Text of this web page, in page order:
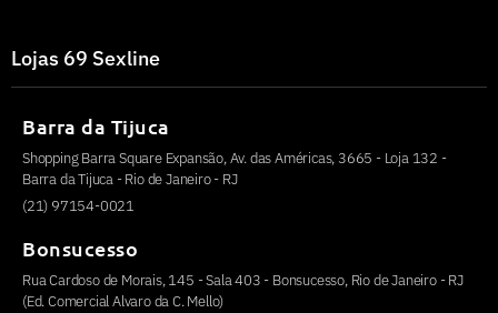
Lojas 69 Sexline
Barra da Tijuca
Shopping Barra Square Expansão, Av. das Américas, 3665 - Loja 132 -
Barra da Tijuca - Rio de Janeiro - RJ
(21) 97154-0021
Bonsucesso
Rua Cardoso de Morais, 145 - Sala 403 - Bonsucesso, Rio de Janeiro - RJ
(Ed. Comercial Alvaro da C. Mello)